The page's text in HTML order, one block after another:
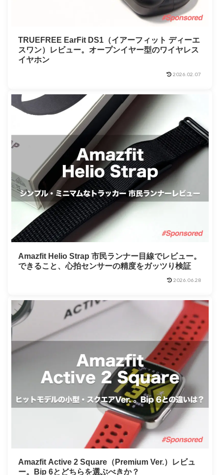
TRUEFREE EarFit DS1（イアーフィット ディーエ
スワン）レビュー。オープンイヤー型のワイヤレス
イヤホン
2026.02.07
Amazfit Helio Strap 市民ランナー目線でレビュー。
できること、心拍センサーの精度をガッツり検証
2026.06.28
Amazfit Active 2 Square（Premium Ver.）レビュ
ー。Bip 6とどちらを選ぶべきか？